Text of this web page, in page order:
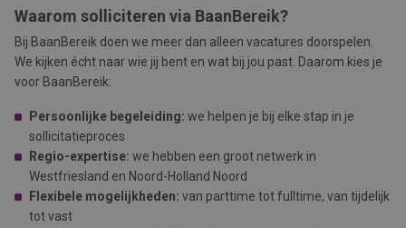
Waarom solliciteren via BaanBereik?
Bij BaanBereik doen we meer dan alleen vacatures doorspelen.
We kijken écht naar wie jij bent en wat bij jou past. Daarom kies je
voor BaanBereik:
Persoonlijke begeleiding: we helpen je bij elke stap in je
sollicitatieproces
Regio-expertise: we hebben een groot netwerk in
Westfriesland en Noord-Holland Noord
Flexibele mogelijkheden: van parttime tot fulltime, van tijdelijk
tot vast